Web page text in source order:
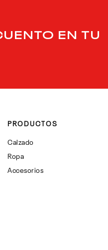
EN TU
PRODUCTOS
Calzado
Ropa
Accesorios